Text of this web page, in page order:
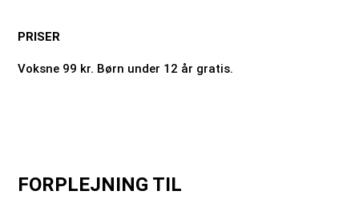
PRISER
Voksne 99 kr. Børn under 12 år gratis.
FORPLEJNING TIL